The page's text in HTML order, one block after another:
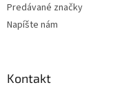
Predávané značky
Napíšte nám
Kontakt